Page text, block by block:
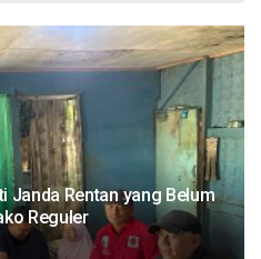
Janda Rentan yang Belum
Reguler